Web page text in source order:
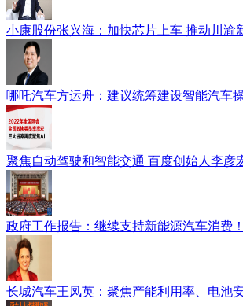
小康股份张兴海：加快芯片上车 推动川渝
哪吒汽车方运舟：建议统筹建设智能汽车
聚焦自动驾驶和智能交通 百度创始人李彦
政府工作报告：继续支持新能源汽车消费
长城汽车王凤英：聚焦产能利用率、电池